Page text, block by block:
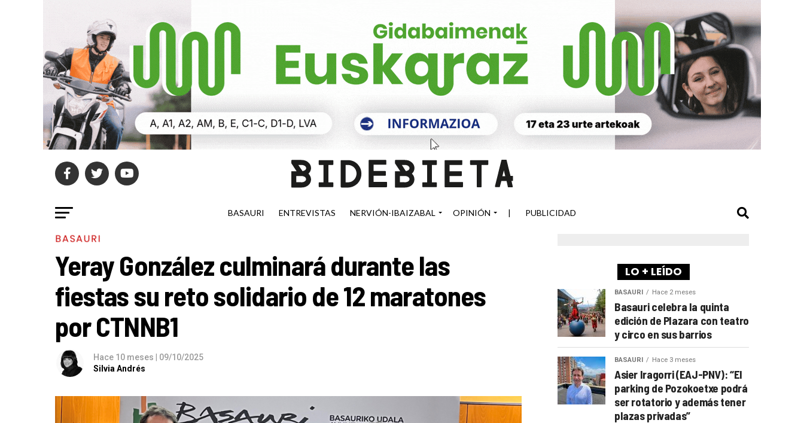
BASAURI ENTREVISTAS NERVIÓN-IBAIZABAL OPINIÓN | PUBLICIDAD
BASAURI
Yeray González culminará durante las
fiestas su reto solidario de 12 maratones
por CTNNB1
Hace 10 meses | 09/10/2025
Silvia Andrés
LO + LEÍDO
BASAURI Hace 2 meses
Basauri celebra la quinta
edición de Plazara con teatro
y circo en sus barrios
BASAURI Hace 3 meses
Asier Iragorri (EAJ-PNV): “El
parking de Pozokoetxe podrá
ser rotatorio y además tener
plazas privadas”